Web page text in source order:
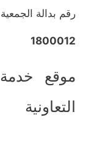
رقم بدالة
1800012
موقع
التعاونية